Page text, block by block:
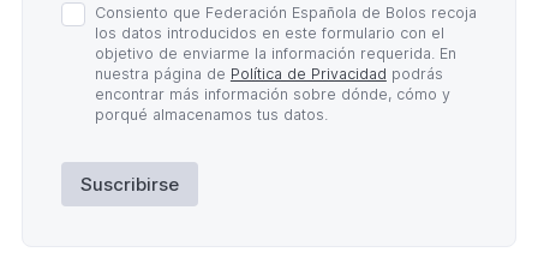
Política
de
Privacidad
Consiento que Federación Española de Bolos recoja
los datos introducidos en este formulario con el
objetivo de enviarme la información requerida. En
nuestra página de Política de Privacidad podrás
encontrar más información sobre dónde, cómo y
porqué almacenamos tus datos.
Suscribirse